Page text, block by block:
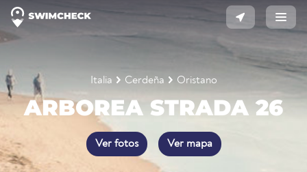
Italia Cerdeña Oristano
ARBOREA STRADA 26
Ver fotos Ver mapa